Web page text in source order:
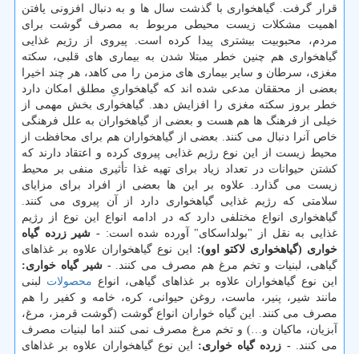
قرار گرفت. گیاهخواری با گذشت سال ها و به دنبال افزونی یافتن
اهمیت مشكلات زیست محیطی مربوط به مصرف گوشت برای
مردم، محبوبیت بیشتری پیدا كرده است. پیروی از رژیم غذایی
گیاهخواری هم چنین خطر مبتلا شدن به بیماری های قلبی، سكته
مغزی، سرطان و سایر بیماری های مزمن را می كاهد، هر چند اخیرا
بعضی از محققان مدعی شده اند كه گیاهخواریِ مطلق امكان دارد
خطر بروز سكته مغزی را افزایش دهد. گیاهخواری بخش مهمی از
خیلی از فرهنگ ها هم هست و بعضی از گیاهخواران به علل فرهنگی
خاص آنرا دنبال می كنند. بعضی از گیاهخواران هم برای محافظت از
محیط زیست از این نوع رژیم غذایی پیروی كرده و اعتقاد دارند كه
كشتن حیوانات در تعداد زیاد برای تهیه غذا تأثیری منفی بر محیط
زیست می گذارد. علاوه بر این ها بعضی از افراد برای مزایای
سلامتی كه رژیم غذایی گیاهخواری دارد از آن پیروی می كنند.
گیاهخواری انواع مختلفی دارد كه در ادامه انواع این نوع از رژیم
غذایی به نقل از "بولداسكای" آورده شده است:- شیر زرده گیاه
خواری (گیاهخواری لاكتو اوو): این نوع گیاهخواران علاوه بر غذاهای
گیاهی، لبنیات و تخم مرغ هم مصرف می كنند.- شیر گیاه خواری:
این نوع گیاهخواران علاوه بر غذاهای گیاهی، انواع محصولات لبنی
مانند شیر، پنیر، ماست، روغن حیوانی، كره، خامه و كفیر را هم
مصرف می كنند. این گیاه خواران انواع گوشت (گوشت قرمز، مرغ،
آبزیان، ماكیان و…) و تخم مرغ مصرف نمی كنند اما لبنیات مصرف
می كنند.- زرده گیاه خواری: این نوع گیاهخواران علاوه بر غذاهای